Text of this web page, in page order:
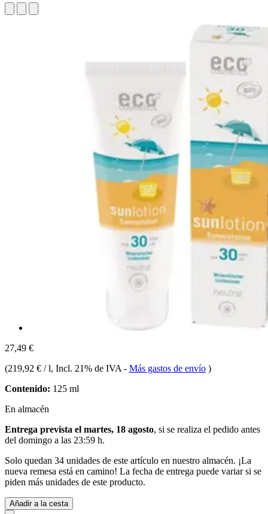
27,49 €
(219,92 € / l, Incl. 21% de IVA - Más gastos de envío )
Contenido: 125 ml
En almacén
Entrega prevista el martes, 18 agosto, si se realiza el pedido antes
del domingo a las 23:59 h.
Solo quedan 34 unidades de este artículo en nuestro almacén. ¡La
nueva remesa está en camino! La fecha de entrega puede variar si se
piden más unidades de este producto.
Añadir a la cesta